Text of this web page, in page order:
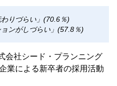
わりづらい」(70.6％)
ンがしづらい」(57.8％)
会社シード・プランニング
業による新卒者の採用活動